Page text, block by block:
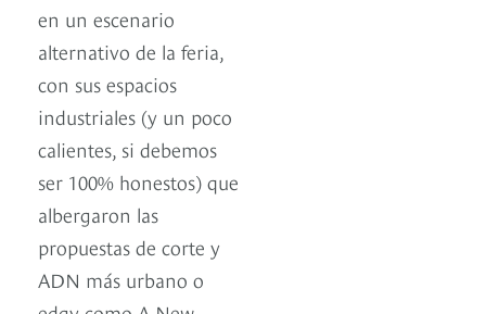
en un escenario
alternativo de la feria,
con sus espacios
industriales (y un poco
calientes, si debemos
ser 100% honestos) que
albergaron las
propuestas de corte y
ADN más urbano o